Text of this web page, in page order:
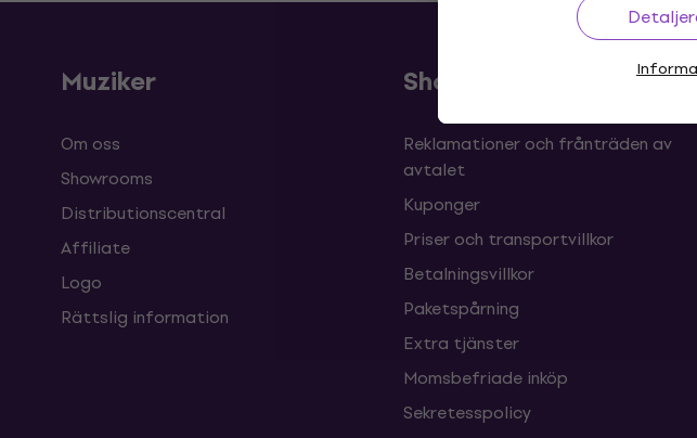
Muziker
Om oss
Showrooms
Distributionscentral
Affiliate
Logo
Rättslig information
Shopping
Reklamationer och frånträden av
avtalet
Kuponger
Priser och transportvillkor
Betalningsvillkor
Paketspårning
Extra tjänster
Momsbefriade inköp
Sekretesspolicy